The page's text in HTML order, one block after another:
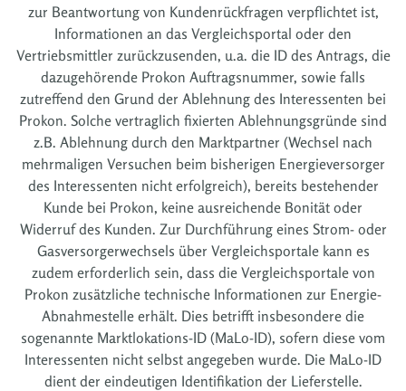
zur Beantwortung von Kundenrückfragen verpflichtet ist,
Informationen an das Vergleichsportal oder den
Vertriebsmittler zurückzusenden, u.a. die ID des Antrags, die
dazugehörende Prokon Auftragsnummer, sowie falls
zutreffend den Grund der Ablehnung des Interessenten bei
Prokon. Solche vertraglich fixierten Ablehnungsgründe sind
z.B. Ablehnung durch den Marktpartner (Wechsel nach
mehrmaligen Versuchen beim bisherigen Energieversorger
des Interessenten nicht erfolgreich), bereits bestehender
Kunde bei Prokon, keine ausreichende Bonität oder
Widerruf des Kunden. Zur Durchführung eines Strom- oder
Gasversorgerwechsels über Vergleichsportale kann es
zudem erforderlich sein, dass die Vergleichsportale von
Prokon zusätzliche technische Informationen zur Energie-
Abnahmestelle erhält. Dies betrifft insbesondere die
sogenannte Marktlokations-ID (MaLo-ID), sofern diese vom
Interessenten nicht selbst angegeben wurde. Die MaLo-ID
dient der eindeutigen Identifikation der Lieferstelle.